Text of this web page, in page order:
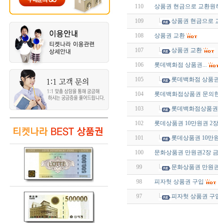
110 상품권 현금으로 교환원
109 상품권 현금으로
108 상품권 교환
107 상품권 교환
106 롯데백화점 상품권...
105 롯데백화점 상품
104 롯데백화점상품권 문의
103 롯데백화점상품
102 롯데상품권 10만원권 2
101 롯데상품권 10만
100 문화상품권 만원권2장
99 문화상품권 만원
98 피자헛 상품권 구입
97 피자헛 상품권 구